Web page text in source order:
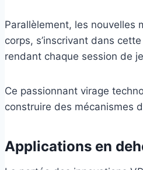
Parallèlement, les nouvelles
corps, s’inscrivant dans
rendant chaque session de
Ce passionnant virage
construire des mécanismes
Applications en